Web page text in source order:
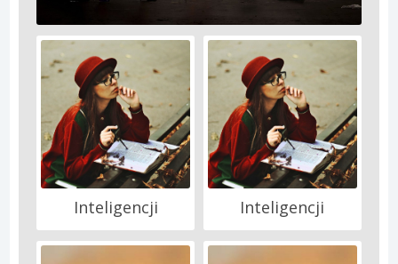
Inteligencji Inteligencji